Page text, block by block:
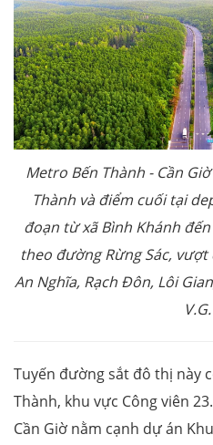
Metro Bến Thành - Cần
Thành và điểm cuối tại
đoạn từ xã Bình Khánh
theo đường Rừng Sác,
An Nghĩa, Rạch Đôn, Lôi
V.G.
Tuyến đường sắt đô thị này
Thành, khu vực Công viên
Cần Giờ nằm cạnh dự án